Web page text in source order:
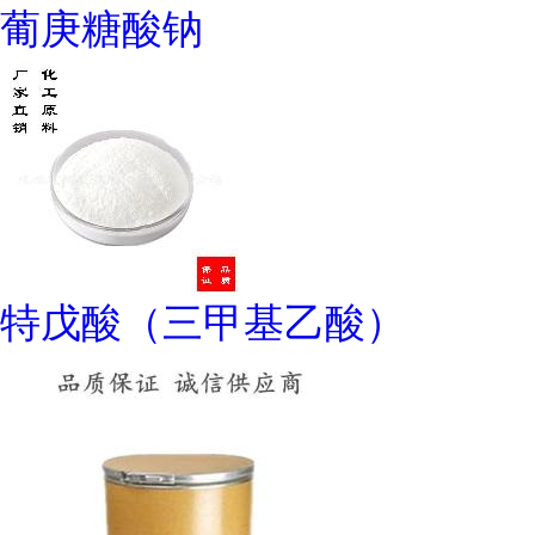
葡庚糖酸钠
特戊酸（三甲基乙酸）